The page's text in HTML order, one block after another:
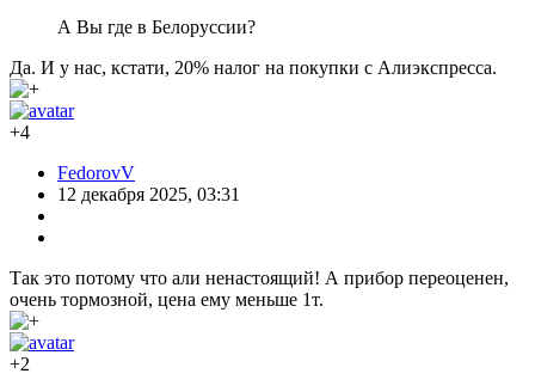
А Вы где в Белоруссии?
Да. И у нас, кстати, 20% налог на покупки с Алиэкспресса.
+4
FedorovV
12 декабря 2025, 03:31
Так это потому что али ненастоящий! А прибор переоценен,
очень тормозной, цена ему меньше 1т.
+2